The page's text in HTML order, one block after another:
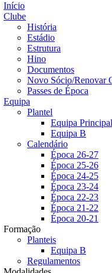
Início
Clube
História
Estádio
Estrutura
Hino
Documentos
Novo Sócio/Renovar
Passes de Época
Equipa
Plantel
Equipa Principal
Equipa B
Calendário
Época 26-27
Época 25-26
Época 24-25
Época 23-24
Época 22-23
Época 21-22
Época 20-21
Formação
Planteis
Equipa B
Regulamentos